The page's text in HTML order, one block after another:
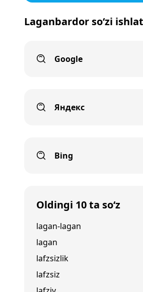
Laganbardor so‘zi
Google
Яндекс
Bing
Oldingi 10 ta so‘z
lagan-lagan
lagan
lafzsizlik
lafzsiz